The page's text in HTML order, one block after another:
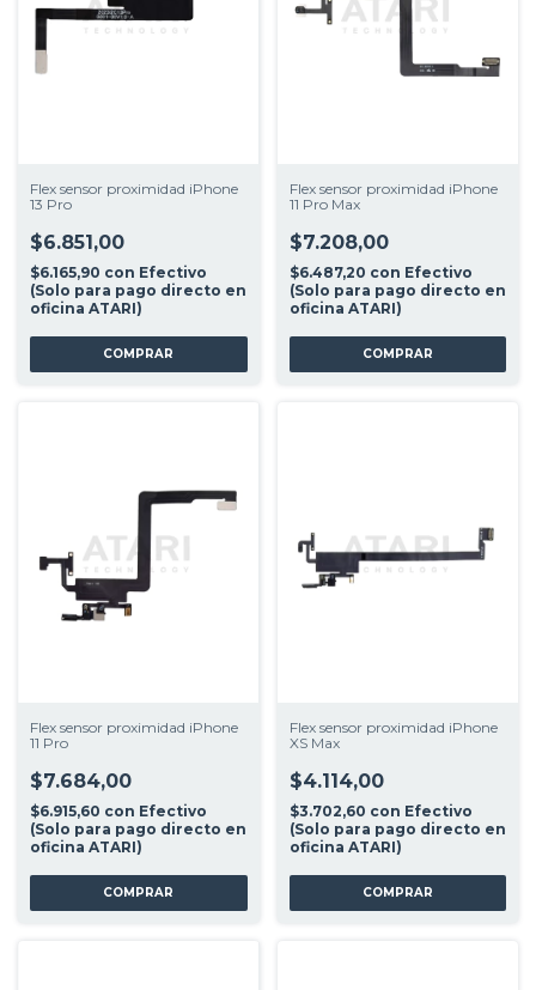
Flex sensor proximidad iPhone
13 Pro
$6.851,00
$6.165,90 con Efectivo
(Solo para pago directo en
oficina ATARI)
Flex sensor proximidad iPhone
11 Pro Max
$7.208,00
$6.487,20 con Efectivo
(Solo para pago directo en
oficina ATARI)
Flex sensor proximidad iPhone
11 Pro
$7.684,00
$6.915,60 con Efectivo
(Solo para pago directo en
oficina ATARI)
Flex sensor proximidad iPhone
XS Max
$4.114,00
$3.702,60 con Efectivo
(Solo para pago directo en
oficina ATARI)